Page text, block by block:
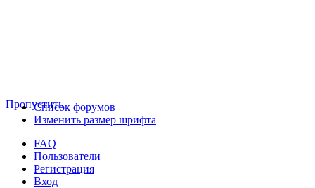
ПропуститьСписок форумов
Изменить размер шрифта
FAQ
Пользователи
Регистрация
Вход